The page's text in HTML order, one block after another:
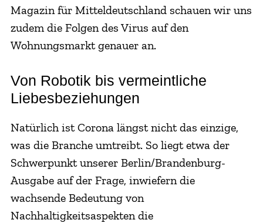
Magazin für Mitteldeutschland schauen wir uns
zudem die Folgen des Virus auf den
Wohnungsmarkt genauer an.
Von Robotik bis vermeintliche
Liebesbeziehungen
Natürlich ist Corona längst nicht das einzige,
was die Branche umtreibt. So liegt etwa der
Schwerpunkt unserer Berlin/Brandenburg-
Ausgabe auf der Frage, inwiefern die
wachsende Bedeutung von
Nachhaltigkeitsaspekten die